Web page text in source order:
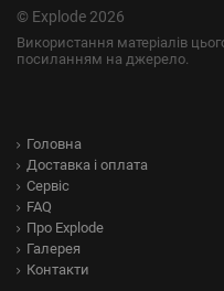
© Explode 2026
Використання матеріалів
посиланням на джерело.
Головна
Доставка і оплата
Сервіс
FAQ
Про Explode
Галерея
Контакти